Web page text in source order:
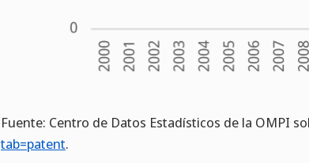
Fuente: Centro de Datos Estadísticos de la OMPI
tab=patent.